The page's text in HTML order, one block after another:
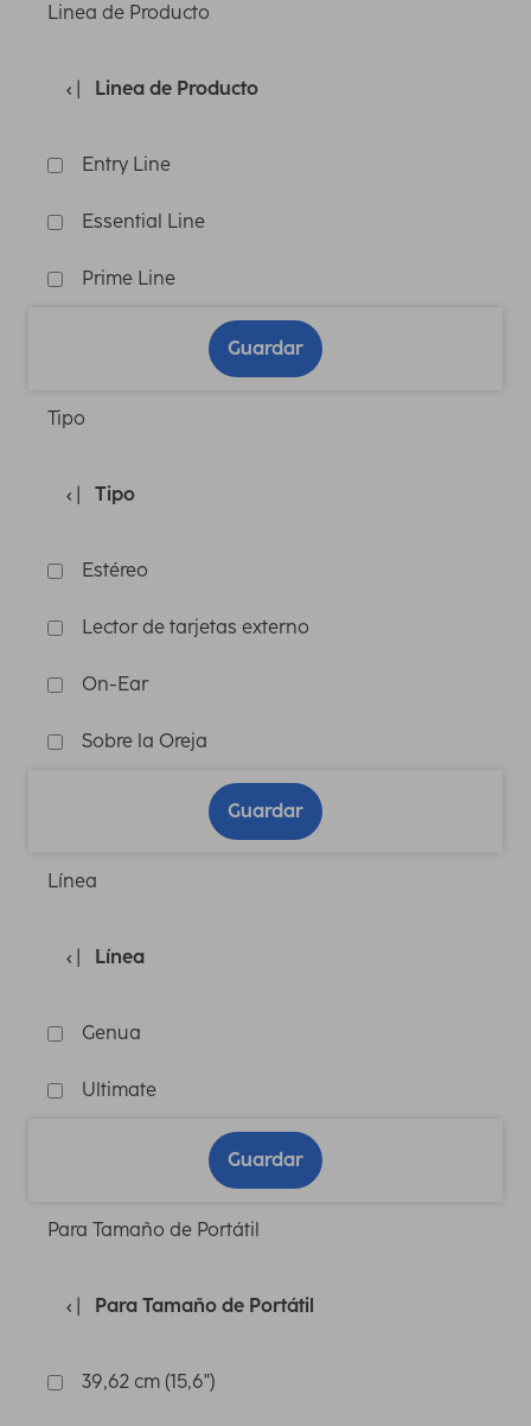
Linea de Producto
Linea de Producto
Entry Line
Essential Line
Prime Line
Guardar
Tipo
Tipo
Estéreo
Lector de tarjetas externo
On-Ear
Sobre la Oreja
Guardar
Línea
Línea
Genua
Ultimate
Guardar
Para Tamaño de Portátil
Para Tamaño de Portátil
39,62 cm (15,6")